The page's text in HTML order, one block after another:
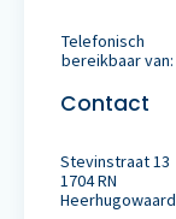
Telefonisch
bereikbaar van:
Contact
Stevinstraat 13
1704 RN
Heerhugowaard